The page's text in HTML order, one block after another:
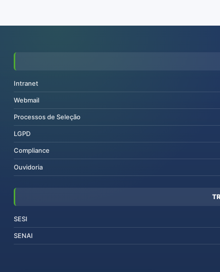
Intranet
Webmail
Processos de Seleção
LGPD
Compliance
Ouvidoria
SESI
SENAI